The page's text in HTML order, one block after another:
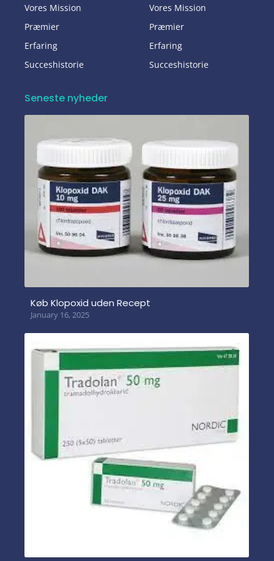
Vores Mission
Præmier
Erfaring
Succeshistorie
Vores Mission
Præmier
Erfaring
Succeshistorie
Seneste nyheder
Køb Klopoxid uden Recept
January 16, 2025